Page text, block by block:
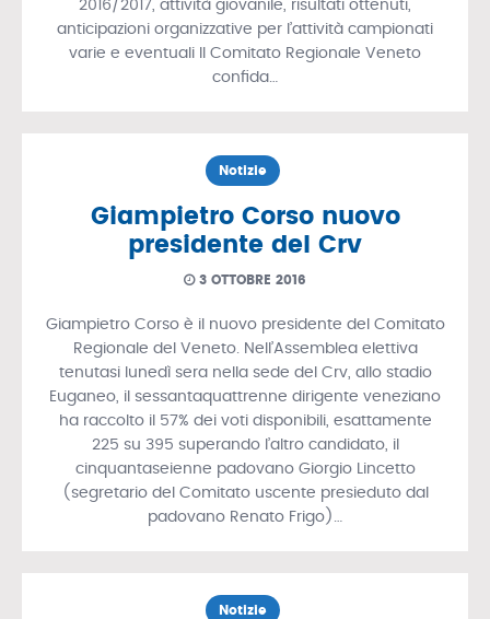
2016/2017, attività giovanile, risultati ottenuti,
anticipazioni organizzative per l’attività campionati
varie e eventuali Il Comitato Regionale Veneto
confida…
Notizie
Giampietro Corso nuovo
presidente del Crv
3 OTTOBRE 2016
Giampietro Corso è il nuovo presidente del Comitato
Regionale del Veneto. Nell’Assemblea elettiva
tenutasi lunedì sera nella sede del Crv, allo stadio
Euganeo, il sessantaquattrenne dirigente veneziano
ha raccolto il 57% dei voti disponibili, esattamente
225 su 395 superando l’altro candidato, il
cinquantaseienne padovano Giorgio Lincetto
(segretario del Comitato uscente presieduto dal
padovano Renato Frigo)…
Notizie